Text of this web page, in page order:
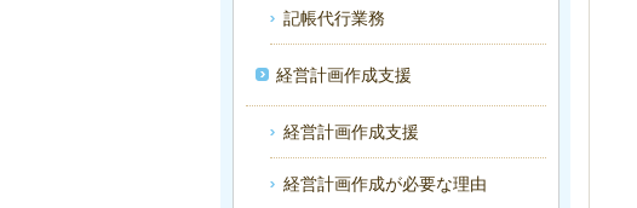
記帳代行業務
経営計画作成支援
経営計画作成支援
経営計画作成が必要な理由